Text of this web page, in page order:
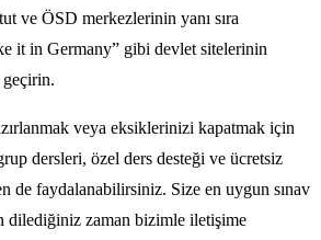
ve ÖSD merkezlerinin yanı sıra
it in Germany” gibi devlet sitelerinin
geçirin.
veya eksiklerinizi kapatmak için
dersleri, özel ders desteği ve ücretsiz
de faydalanabilirsiniz. Size en uygun sınav
dilediğiniz zaman bizimle iletişime